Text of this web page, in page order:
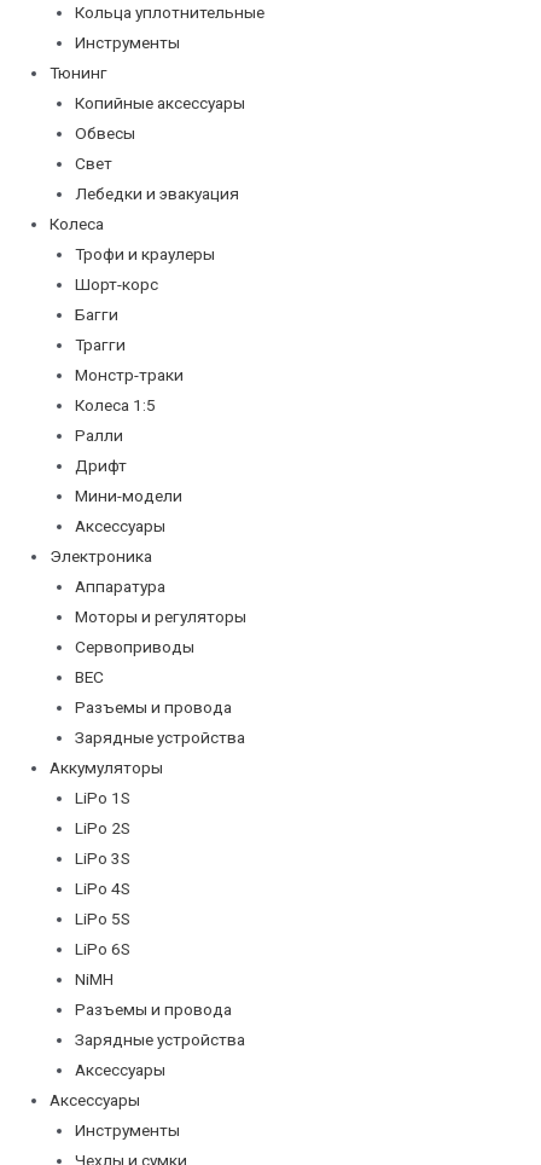
Кольца уплотнительные
Инструменты
Тюнинг
Копийные аксессуары
Обвесы
Свет
Лебедки и эвакуация
Колеса
Трофи и краулеры
Шорт-корс
Багги
Трагги
Монстр-траки
Колеса 1:5
Ралли
Дрифт
Мини-модели
Аксессуары
Электроника
Аппаратура
Моторы и регуляторы
Сервоприводы
BEC
Разъемы и провода
Зарядные устройства
Аккумуляторы
LiPo 1S
LiPo 2S
LiPo 3S
LiPo 4S
LiPo 5S
LiPo 6S
NiMH
Разъемы и провода
Зарядные устройства
Аксессуары
Аксессуары
Инструменты
Чехлы и сумки